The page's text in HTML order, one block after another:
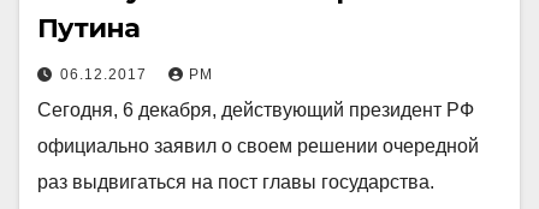
Путина
06.12.2017 РМ
Сегодня, 6 декабря, действующий президент РФ
официально заявил о своем решении очередной
раз выдвигаться на пост главы государства.